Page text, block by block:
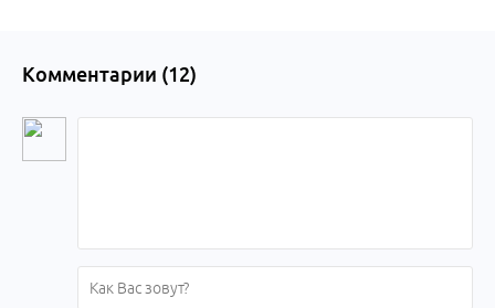
Комментарии (12)